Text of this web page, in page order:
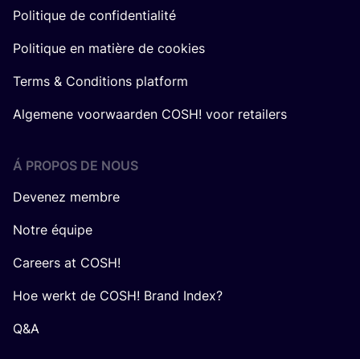
Politique de confidentialité
Politique en matière de cookies
Terms & Conditions platform
Algemene voorwaarden COSH! voor retailers
Á PROPOS DE NOUS
Devenez membre
Notre équipe
Careers at COSH!
Hoe werkt de COSH! Brand Index?
Q&A